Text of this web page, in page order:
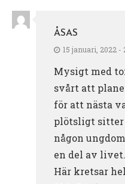
ÅSAS
15 januari, 2022 -
Mysigt med
svårt att
för att nästa
plötsligt sitter
någon
en del av
Här kretsar